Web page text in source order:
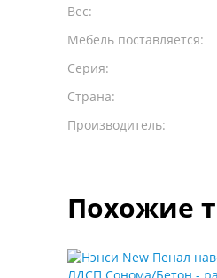
Вес:
Мебель поставляется:
Серия:
Страна:
Производитель:
Похожие